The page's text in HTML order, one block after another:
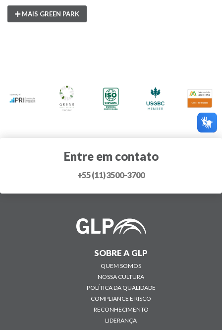
MAIS GREEN PARK
Entre em contato
+55 (11) 3500-3700
SOBRE A GLP
QUEM SOMOS
NOSSA CULTURA
POLÍTICA DA QUALIDADE
COMPLIANCE E RISCO
RECONHECIMENTO
LIDERANÇA